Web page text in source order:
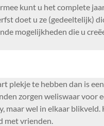
kunt u het complete
doet u ze (gedeeltelijk)
mogelijkheden die u
te hebben dan is
zorgen weliswaar voor
wel in elkaar
met vrienden.